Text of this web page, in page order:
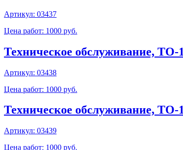
Артикул: 03437
Цена работ: 1000 руб.
Техническое обслуживание,
Артикул: 03438
Цена работ: 1000 руб.
Техническое обслуживание,
Артикул: 03439
Цена работ: 1000 руб.